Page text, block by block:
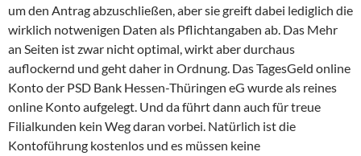
um den Antrag abzuschließen, aber sie greift dabei lediglich die
wirklich notwenigen Daten als Pflichtangaben ab. Das Mehr
an Seiten ist zwar nicht optimal, wirkt aber durchaus
auflockernd und geht daher in Ordnung. Das TagesGeld online
Konto der PSD Bank Hessen-Thüringen eG wurde als reines
online Konto aufgelegt. Und da führt dann auch für treue
Filialkunden kein Weg daran vorbei. Natürlich ist die
Kontoführung kostenlos und es müssen keine